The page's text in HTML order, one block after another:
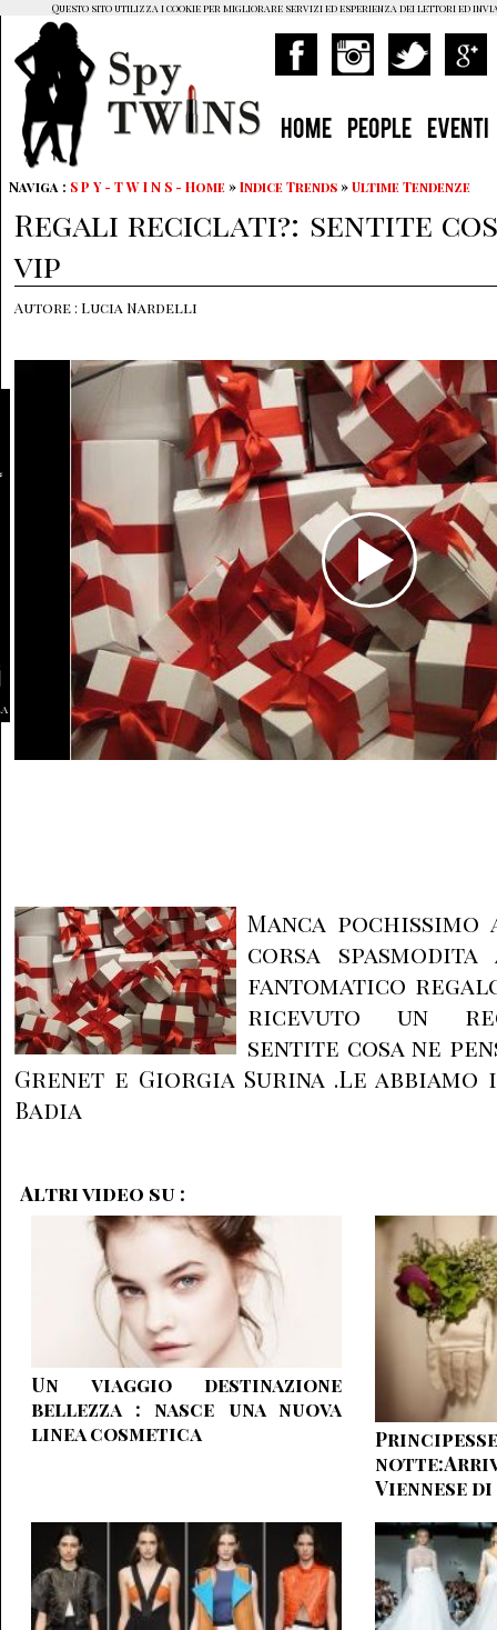
HOME PEOPLE EVENTI
Naviga : S P Y - T W I N S - Home »Indice Trends »Ultime Tendenze
Regali reciclati?: sentite
vip
Autore : Lucia Nardelli
Manca
corsa
fantomatico
ricevuto un
sentite cosa ne
Grenet e Giorgia Surina .Le
Badia
Altri video su :
Un viaggio destinazione
bellezza : nasce una nuova
linea cosmetica
Viennese di
Questo sito utilizza i cookie per migliorare servizi ed esperienza dei lettori ed